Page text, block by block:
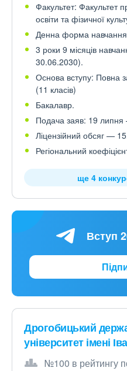
Факультет: Факультет
освіти та фізичної
Денна форма
3 роки 9 місяців
30.06.2030).
Основа вступу: Повна
(11 класів)
Бакалавр.
Подача заяв: 19
Ліцензійний обсяг —
Регіональний
ще 4
Вступ
Дрогобицький
університет імені
№100 в рейтингу